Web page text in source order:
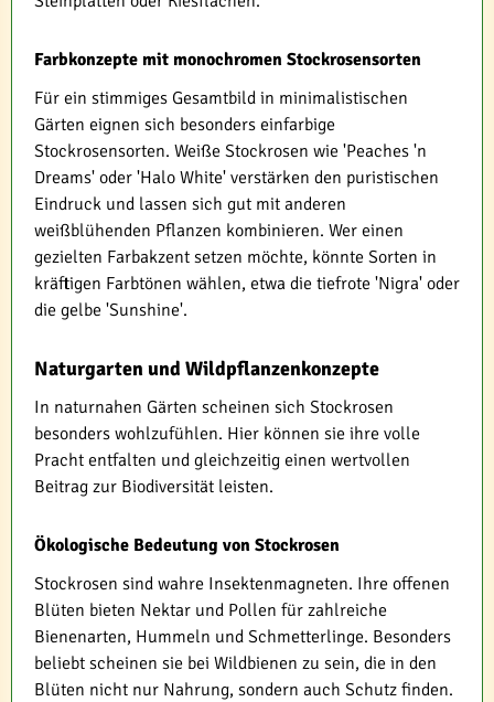
Farbkonzepte mit monochromen Stockrosensorten
Für ein stimmiges Gesamtbild in minimalistischen
Gärten eignen sich besonders einfarbige
Stockrosensorten. Weiße Stockrosen wie 'Peaches 'n
Dreams' oder 'Halo White' verstärken den puristischen
Eindruck und lassen sich gut mit anderen
weißblühenden Pflanzen kombinieren. Wer einen
gezielten Farbakzent setzen möchte, könnte Sorten in
kräftigen Farbtönen wählen, etwa die tiefrote 'Nigra' oder
die gelbe 'Sunshine'.
Naturgarten und Wildpflanzenkonzepte
In naturnahen Gärten scheinen sich Stockrosen
besonders wohlzufühlen. Hier können sie ihre volle
Pracht entfalten und gleichzeitig einen wertvollen
Beitrag zur Biodiversität leisten.
Ökologische Bedeutung von Stockrosen
Stockrosen sind wahre Insektenmagneten. Ihre offenen
Blüten bieten Nektar und Pollen für zahlreiche
Bienenarten, Hummeln und Schmetterlinge. Besonders
beliebt scheinen sie bei Wildbienen zu sein, die in den
Blüten nicht nur Nahrung, sondern auch Schutz finden.